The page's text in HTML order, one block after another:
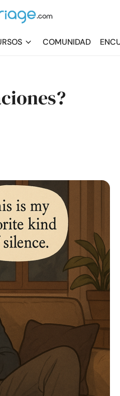
COMUNIDAD